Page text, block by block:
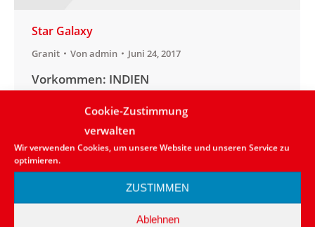
Cookie-Zustimmung
verwalten
Wir verwenden Cookies, um unsere Website und unseren Service zu
optimieren.
ZUSTIMMEN
Ablehnen
Star Galaxy
Granit Vonadmin Juni 24, 2017
Vorkommen: INDIEN
Lieferbarkeit: in kleinen Mengen vorrätig
bzw. kurzfristig lieferbar Naturstein: Granit
Farbe: Schwarz